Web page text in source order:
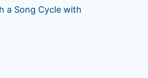
a Song Cycle with